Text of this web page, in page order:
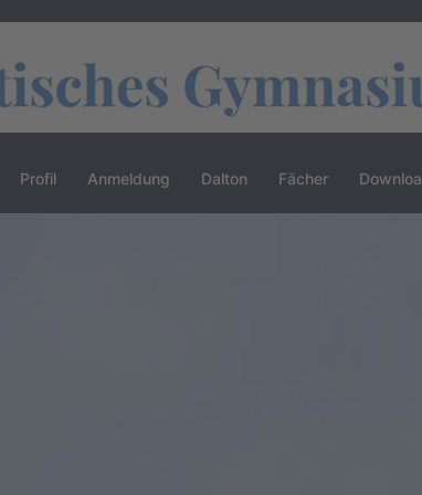
Profil Anmeldung Dalton Fächer